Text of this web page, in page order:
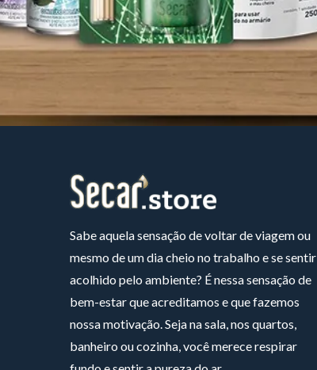
Sabe aquela sensação de voltar de viagem ou
mesmo de um dia cheio no trabalho e se sentir
acolhido pelo ambiente? É nessa sensação de
bem-estar que acreditamos e que fazemos
nossa motivação. Seja na sala, nos quartos,
banheiro ou cozinha, você merece respirar